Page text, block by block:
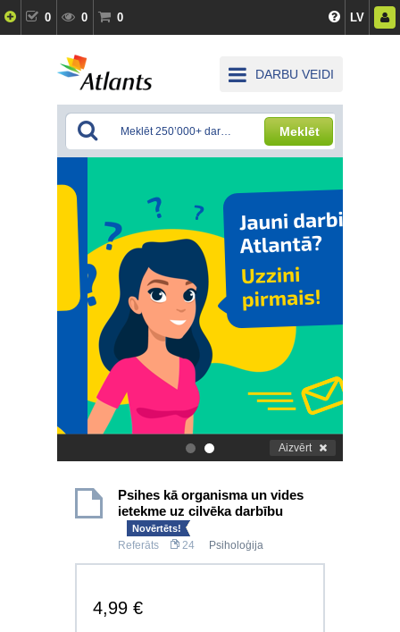
0 0 0 LV
DARBU VEIDI
Meklēt
. Aizvērt
Psihes kā organisma un vides
ietekme uz cilvēka darbību
Novērtēts!
Referāts 24 Psiholoģija
4,99 €